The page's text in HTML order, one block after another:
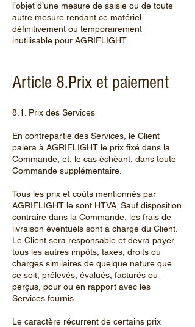
l’objet d’une mesure de saisie ou de toute
autre mesure rendant ce matériel
définitivement ou temporairement
inutilisable pour AGRIFLIGHT.
Article 8.Prix et paiement
8.1. Prix des Services
En contrepartie des Services, le Client
paiera à AGRIFLIGHT le prix fixé dans la
Commande, et, le cas échéant, dans toute
Commande supplémentaire.
Tous les prix et coûts mentionnés par
AGRIFLIGHT le sont HTVA. Sauf disposition
contraire dans la Commande, les frais de
livraison éventuels sont à charge du Client.
Le Client sera responsable et devra payer
tous les autres impôts, taxes, droits ou
charges similaires de quelque nature que
ce soit, prélevés, évalués, facturés ou
perçus, pour ou en rapport avec les
Services fournis.
Le caractère récurrent de certains prix